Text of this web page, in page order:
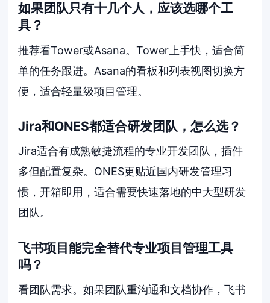
如果团队只有十几个人，应该选哪个工
具？
推荐看Tower或Asana。Tower上手快，适合简
单的任务跟进。Asana的看板和列表视图切换方
便，适合轻量级项目管理。
Jira和ONES都适合研发团队，怎么选？
Jira适合有成熟敏捷流程的专业开发团队，插件
多但配置复杂。ONES更贴近国内研发管理习
惯，开箱即用，适合需要快速落地的中大型研发
团队。
飞书项目能完全替代专业项目管理工具
吗？
看团队需求。如果团队重沟通和文档协作，飞书